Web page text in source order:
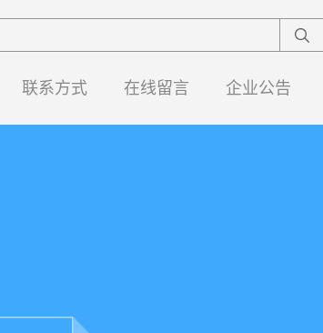
联系方式 在线留言 企业公告